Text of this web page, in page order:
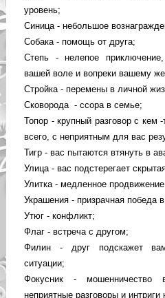
уровень;
Синица - небольшое
Собака - помощь от друга;
Степь - нелепое
вашей воле и вопреки вашему
Стройка - перемены в личной
Сковорода - ссора в семье;
Топор - крупный разговор с кем
всего, с неприятным для вас
Тигр - вас пытаются втянуть в
Улица - вас подстерегает
Улитка - медленное
Украшения - призрачная победа
Утюг - конфликт;
Флаг - встреча с другом;
Филин - друг подскажет
ситуации;
Фокусник - мошенничество
неприятные разговоры и интриги